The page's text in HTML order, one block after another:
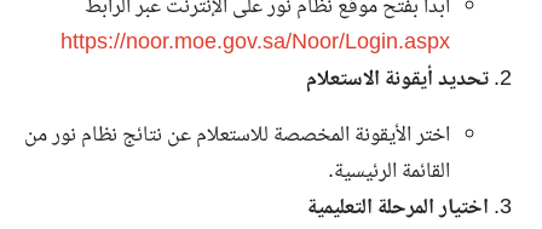
ابدأ بفتح موقع نظام نور على الإنترنت عبر الرابط
https://noor.moe.gov.sa/Noor/Login.aspx
تحديد أيقونة الاستعلام
اختر الأيقونة المخصصة للاستعلام عن نتائج نظام نور من
القائمة الرئيسية.
اختيار المرحلة التعليمية